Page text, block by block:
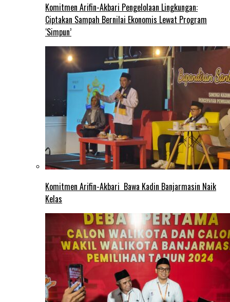
Komitmen Arifin-Akbari Pengelolaan Lingkungan:
Ciptakan Sampah Bernilai Ekonomis Lewat Program
‘Simpun’
Komitmen Arifin-Akbari Bawa Kadin Banjarmasin Naik
Kelas